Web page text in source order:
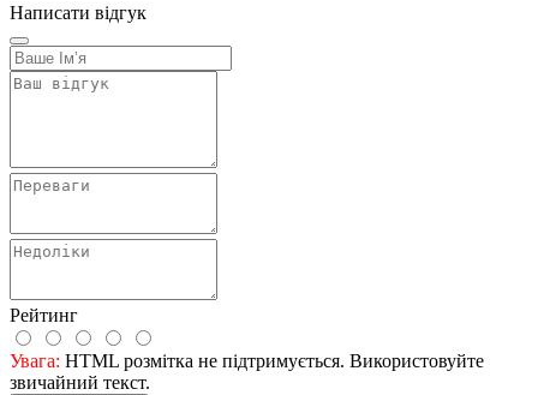
Написати відгук
Рейтинг
Увага: HTML розмітка не підтримується. Використовуйте
звичайний текст.